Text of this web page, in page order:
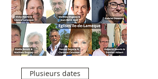
Plusieurs dates